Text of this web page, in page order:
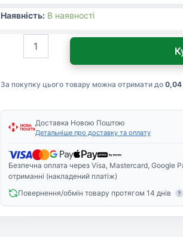
Наявність: В наявності
За покупку цього товару можна отримати до 0,04
-
вилка
(17441)
кількість
Доставка Новою Поштою
Детальніше про доставку та оплату
Безпечна оплата через Visa, Mastercard, Google
отриманні (накладений платіж)
Повернення/обмін товару протягом 14 днів
?